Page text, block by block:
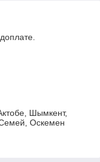
Шымкент,
Оскемен